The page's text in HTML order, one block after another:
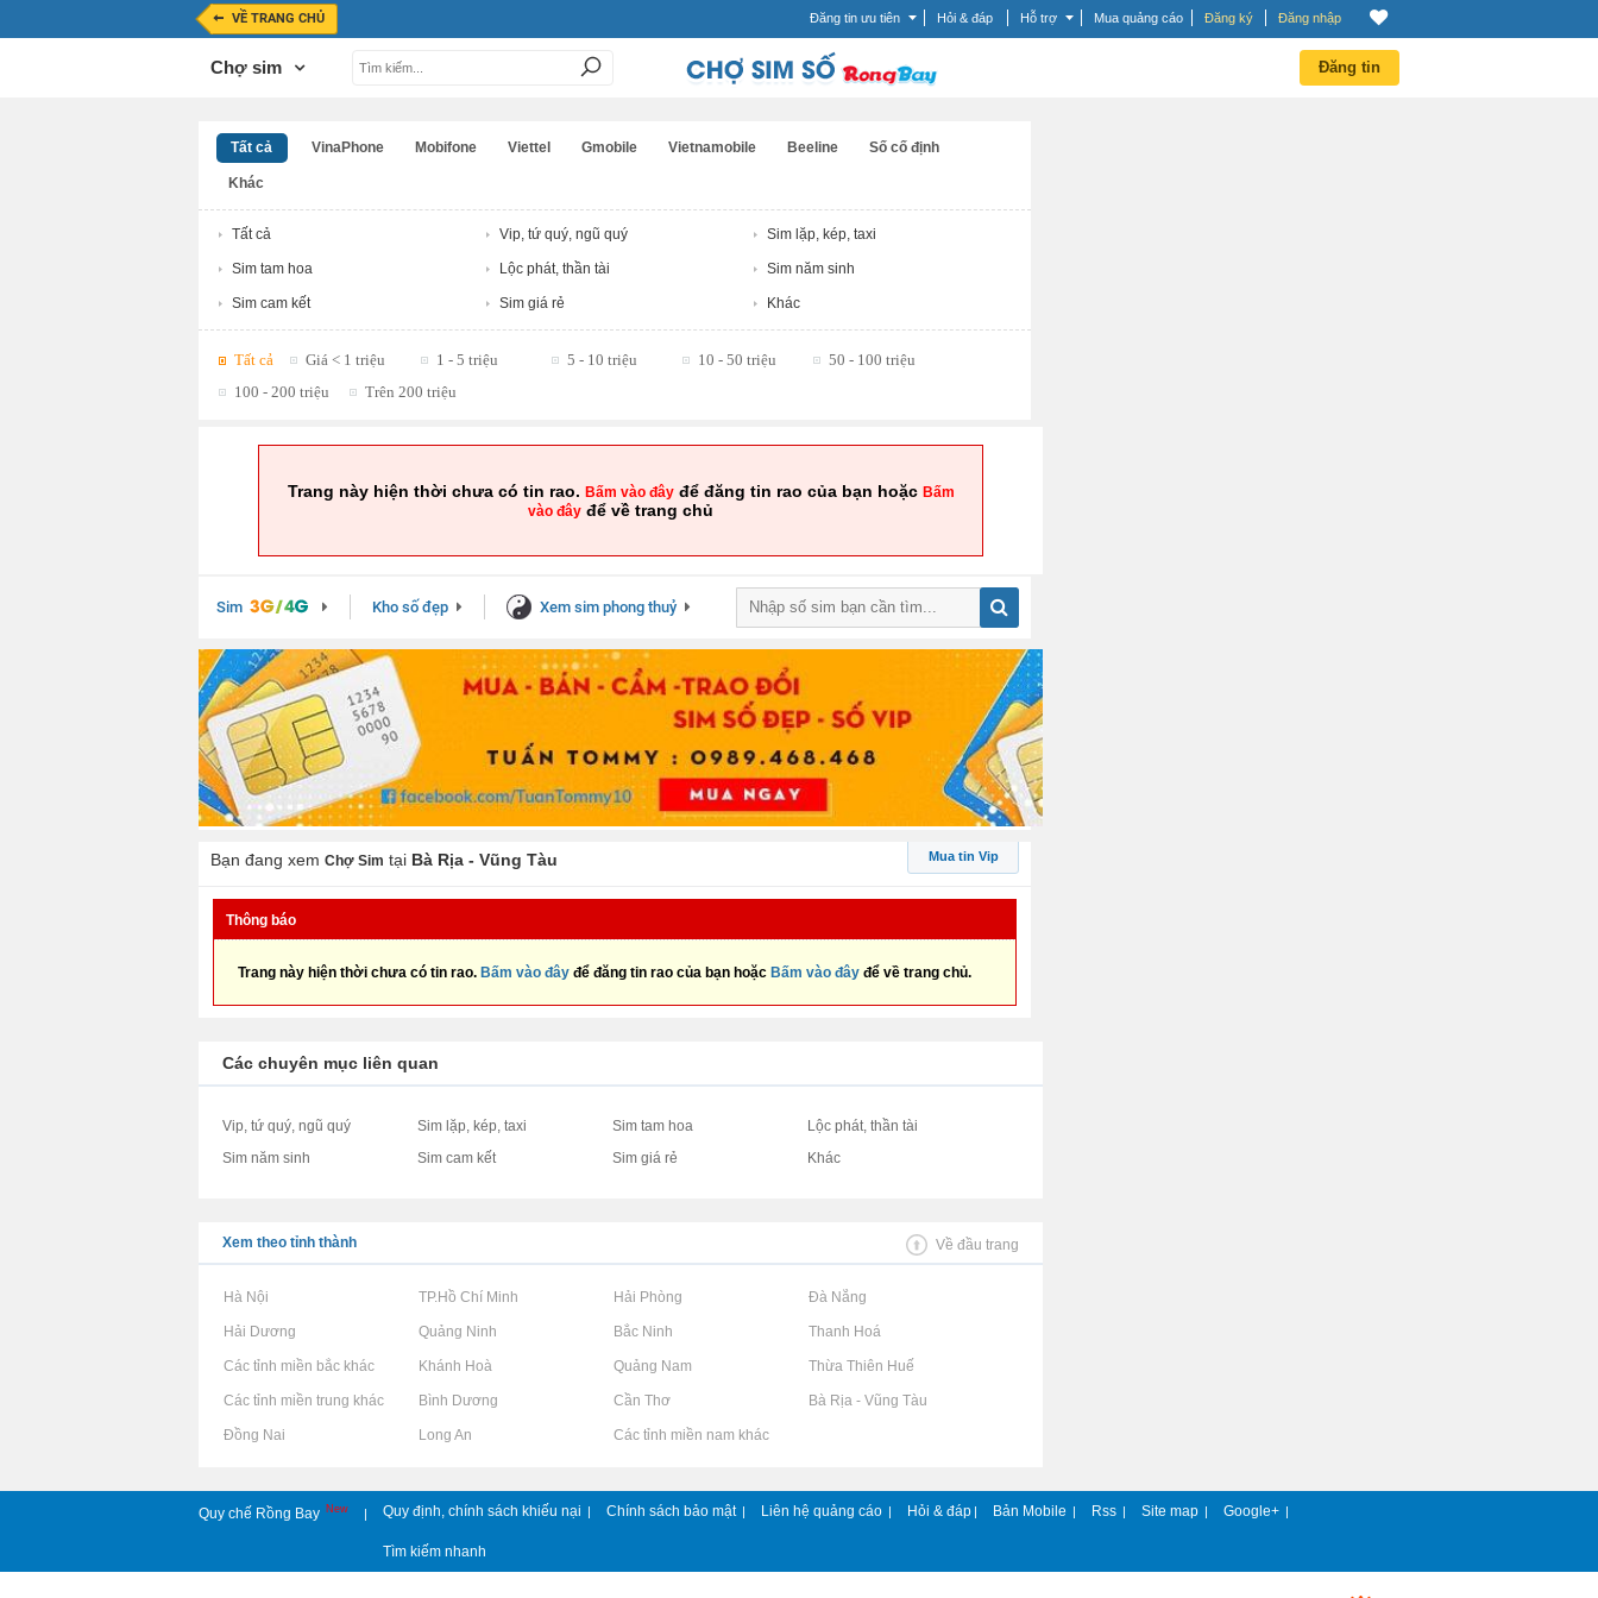
VỀ TRANG CHỦ Đăng tin ưu tiên Hỏi & đáp Hỗ trợ Mua quảng cáo Đăng ký Đăng nhập
Chợ sim Đăng tin
Tất cả VinaPhone Mobifone Viettel Gmobile Vietnamobile Beeline Số cố định
Khác
Tất cả Vip, tứ quý, ngũ quý Sim lặp, kép, taxi
Sim tam hoa Lộc phát, thần tài Sim năm sinh
Sim cam kết Sim giá rẻ Khác
Tất cả Giá < 1 triệu 1 - 5 triệu 5 - 10 triệu 10 - 50 triệu
50 - 100 triệu
100 - 200 triệu
Trên 200 triệu
Trang này hiện thời chưa có tin rao. Bấm vào đâyđể đăng tin rao của bạn hoặc Bấm
vào đây để về trang chủ
Sim Kho số đẹp Xem sim phong thuỷ
Bạn đang xem Chợ Sim tại Bà Rịa - Vũng Tàu Mua tin Vip
Thông báo
Trang này hiện thời chưa có tin rao. Bấm vào đây để đăng tin rao của bạn hoặc Bấm vào đây để về trang chủ.
Các chuyên mục liên quan
Vip, tứ quý, ngũ quý Sim lặp, kép, taxi Sim tam hoa
Lộc phát, thần tài
Sim năm sinh
Sim cam kết Sim giá rẻ Khác
Xem theo tỉnh thành Về đầu trang
Rao vặt tại Hà Nội Rao vặt tại TP.Hồ Chí Minh Rao vặt tại Hải Phòng Rao vặt tại Đà Nẵng
Rao vặt tại Hải Dương Rao vặt tại Quảng Ninh Rao vặt tại Bắc Ninh Rao vặt tại Thanh Hoá
Rao vặt tại Các tỉnh miền bắc khácRao vặt tại Khánh Hoà Rao vặt tại Quảng Nam Rao vặt tại Thừa Thiên Huế
Rao vặt tại Các tỉnh miền trung khácRao vặt tại Bình Dương Rao vặt tại Cần Thơ Rao vặt tại Bà Rịa - Vũng Tàu
Rao vặt tại Đồng Nai Rao vặt tại Long An Rao vặt tại Các tỉnh miền nam khác
Quy chế Rồng Bay New | Quy định, chính sách khiếu nại | Chính sách bảo mật | Liên hệ quảng cáo | Hỏi & đáp | Bản Mobile | Rss | Site map | Google+ |
Tìm kiếm nhanh